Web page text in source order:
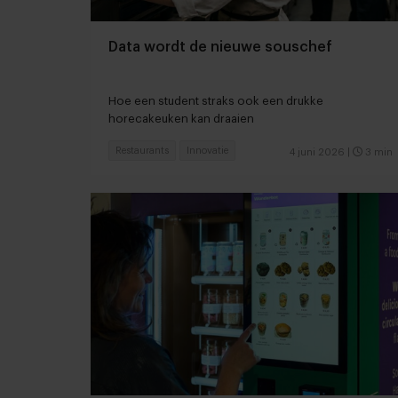
Data wordt de nieuwe souschef
Hoe een student straks ook een drukke
horecakeuken kan draaien
4 juni 2026 3 min
Restaurants Innovatie